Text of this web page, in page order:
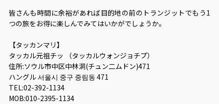
皆さんも時間に余裕があれば目的地の前のトランジットでもう1
つの旅をお得に楽しんでみてはいかがでしょうか。
【タッカンマリ】
タッカル元祖チッ （タッカルウォンジョチプ）
住所:ソウル市中区中林洞(チュン二ムドン)471
ハングル 서울시 중구 중림동 471
TEL:02-392-1134
MOB:010-2395-1134